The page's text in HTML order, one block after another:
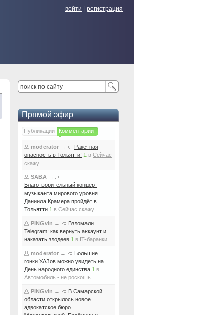
войти регистрация
Прямой эфир
Публикации Комментарии
moderator →
Ракетная
опасность в Тольятти! 1 в Сейчас
скажу
SABA →
Благотворительный концерт
музыканта мирового уровня
Даниила Крамера пройдёт в
Тольятти 1 в Сейчас скажу
PINGvin →
Взломали
Telegram: как вернуть аккаунт и
наказать злодеев 1 в IT-баранки
moderator →
Большие
гонки УАЗов можно увидеть на
День народного единства 1 в
Автомобиль - не роскошь
PINGvin →
В Самарской
области открылось новое
адвокатское бюро